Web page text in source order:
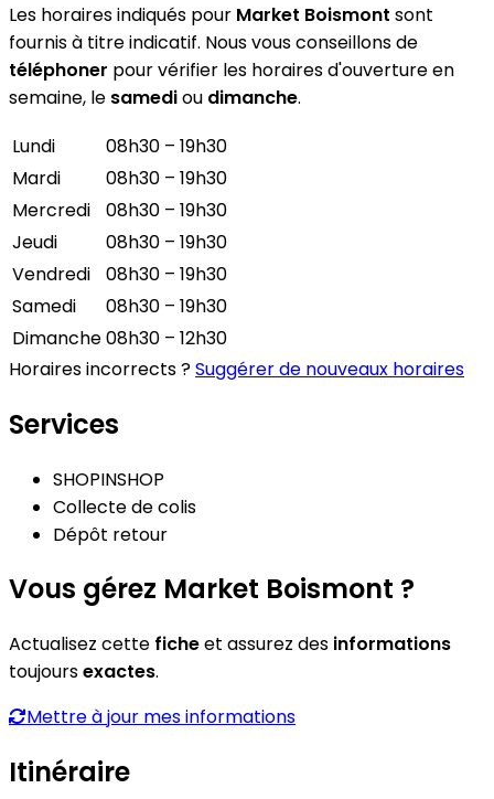
Les horaires indiqués pour Market Boismont sont
fournis à titre indicatif. Nous vous conseillons de
téléphoner pour vérifier les horaires d'ouverture en
semaine, le samediou dimanche.
Lundi
08h30 – 19h30
Mardi
08h30 – 19h30
Mercredi
08h30 – 19h30
Jeudi
08h30 – 19h30
Vendredi
08h30 – 19h30
Samedi
08h30 – 19h30
Dimanche08h30 – 12h30
Horaires incorrects ?Suggérer de nouveaux horaires
Services
SHOPINSHOP
Collecte de colis
Dépôt retour
Vous gérez Market Boismont ?
Actualisez cette ficheet assurez des informations
toujoursexactes.
Mettre à jour mes informations
Itinéraire